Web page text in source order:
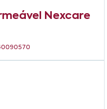
Nexcare